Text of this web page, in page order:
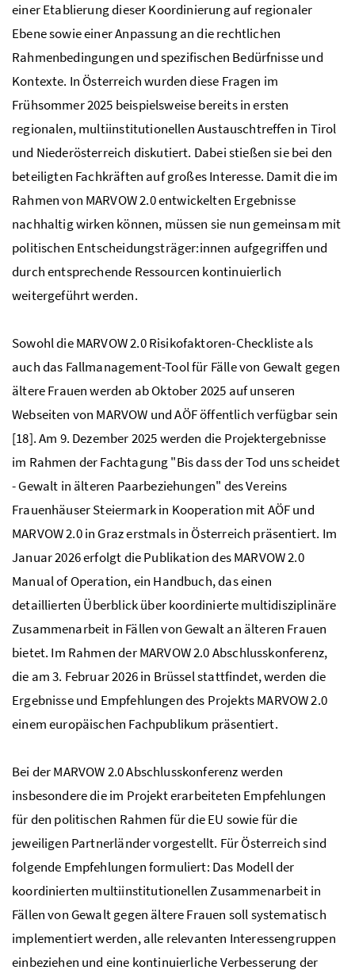
einer Etablierung dieser Koordinierung auf regionaler
Ebene sowie einer Anpassung an die rechtlichen
Rahmenbedingungen und spezifischen Bedürfnisse und
Kontexte. In Österreich wurden diese Fragen im
Frühsommer 2025 beispielsweise bereits in ersten
regionalen, multiinstitutionellen Austauschtreffen in Tirol
und Niederösterreich diskutiert. Dabei stießen sie bei den
beteiligten Fachkräften auf großes Interesse. Damit die im
Rahmen von MARVOW 2.0 entwickelten Ergebnisse
nachhaltig wirken können, müssen sie nun gemeinsam mit
politischen Entscheidungsträger:innen aufgegriffen und
durch entsprechende Ressourcen kontinuierlich
weitergeführt werden.
Sowohl die MARVOW 2.0 Risikofaktoren-Checkliste als
auch das Fallmanagement-Tool für Fälle von Gewalt gegen
ältere Frauen werden ab Oktober 2025 auf unseren
Webseiten von MARVOW und AÖF öffentlich verfügbar sein
[18]. Am 9. Dezember 2025 werden die Projektergebnisse
im Rahmen der Fachtagung "Bis dass der Tod uns scheidet
- Gewalt in älteren Paarbeziehungen" des Vereins
Frauenhäuser Steiermark in Kooperation mit AÖF und
MARVOW 2.0 in Graz erstmals in Österreich präsentiert. Im
Januar 2026 erfolgt die Publikation des MARVOW 2.0
Manual of Operation, ein Handbuch, das einen
detaillierten Überblick über koordinierte multidisziplinäre
Zusammenarbeit in Fällen von Gewalt an älteren Frauen
bietet. Im Rahmen der MARVOW 2.0 Abschlusskonferenz,
die am 3. Februar 2026 in Brüssel stattfindet, werden die
Ergebnisse und Empfehlungen des Projekts MARVOW 2.0
einem europäischen Fachpublikum präsentiert.
Bei der MARVOW 2.0 Abschlusskonferenz werden
insbesondere die im Projekt erarbeiteten Empfehlungen
für den politischen Rahmen für die EU sowie für die
jeweiligen Partnerländer vorgestellt. Für Österreich sind
folgende Empfehlungen formuliert: Das Modell der
koordinierten multiinstitutionellen Zusammenarbeit in
Fällen von Gewalt gegen ältere Frauen soll systematisch
implementiert werden, alle relevanten Interessengruppen
einbeziehen und eine kontinuierliche Verbesserung der